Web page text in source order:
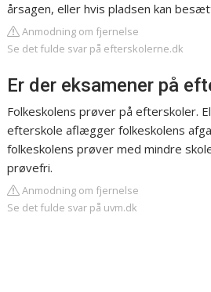
årsagen, eller hvis pladsen kan
Anmodning om fjernelse
Se det fulde svar på efterskolerne.dk
Er der eksamener på
Folkeskolens prøver på efterskoler.
efterskole aflægger folkeskolens
folkeskolens prøver med mindre
prøvefri.
Anmodning om fjernelse
Se det fulde svar på uvm.dk